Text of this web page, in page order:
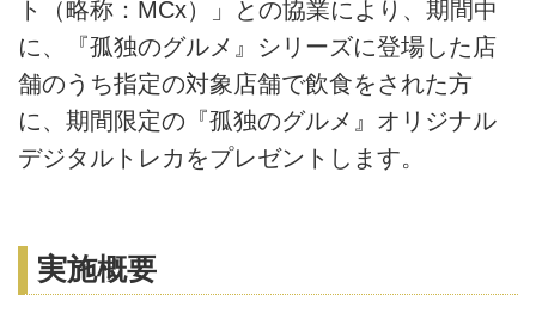
ト（略称：MCx）」との協業により、期間中
に、『孤独のグルメ』シリーズに登場した店
舗のうち指定の対象店舗で飲食をされた方
に、期間限定の『孤独のグルメ』オリジナル
デジタルトレカをプレゼントします。
実施概要